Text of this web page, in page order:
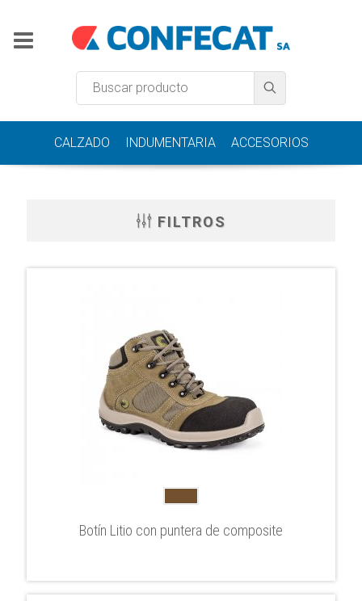
CALZADO INDUMENTARIA ACCESORIOS
FILTROS
Botín Litio con puntera de composite